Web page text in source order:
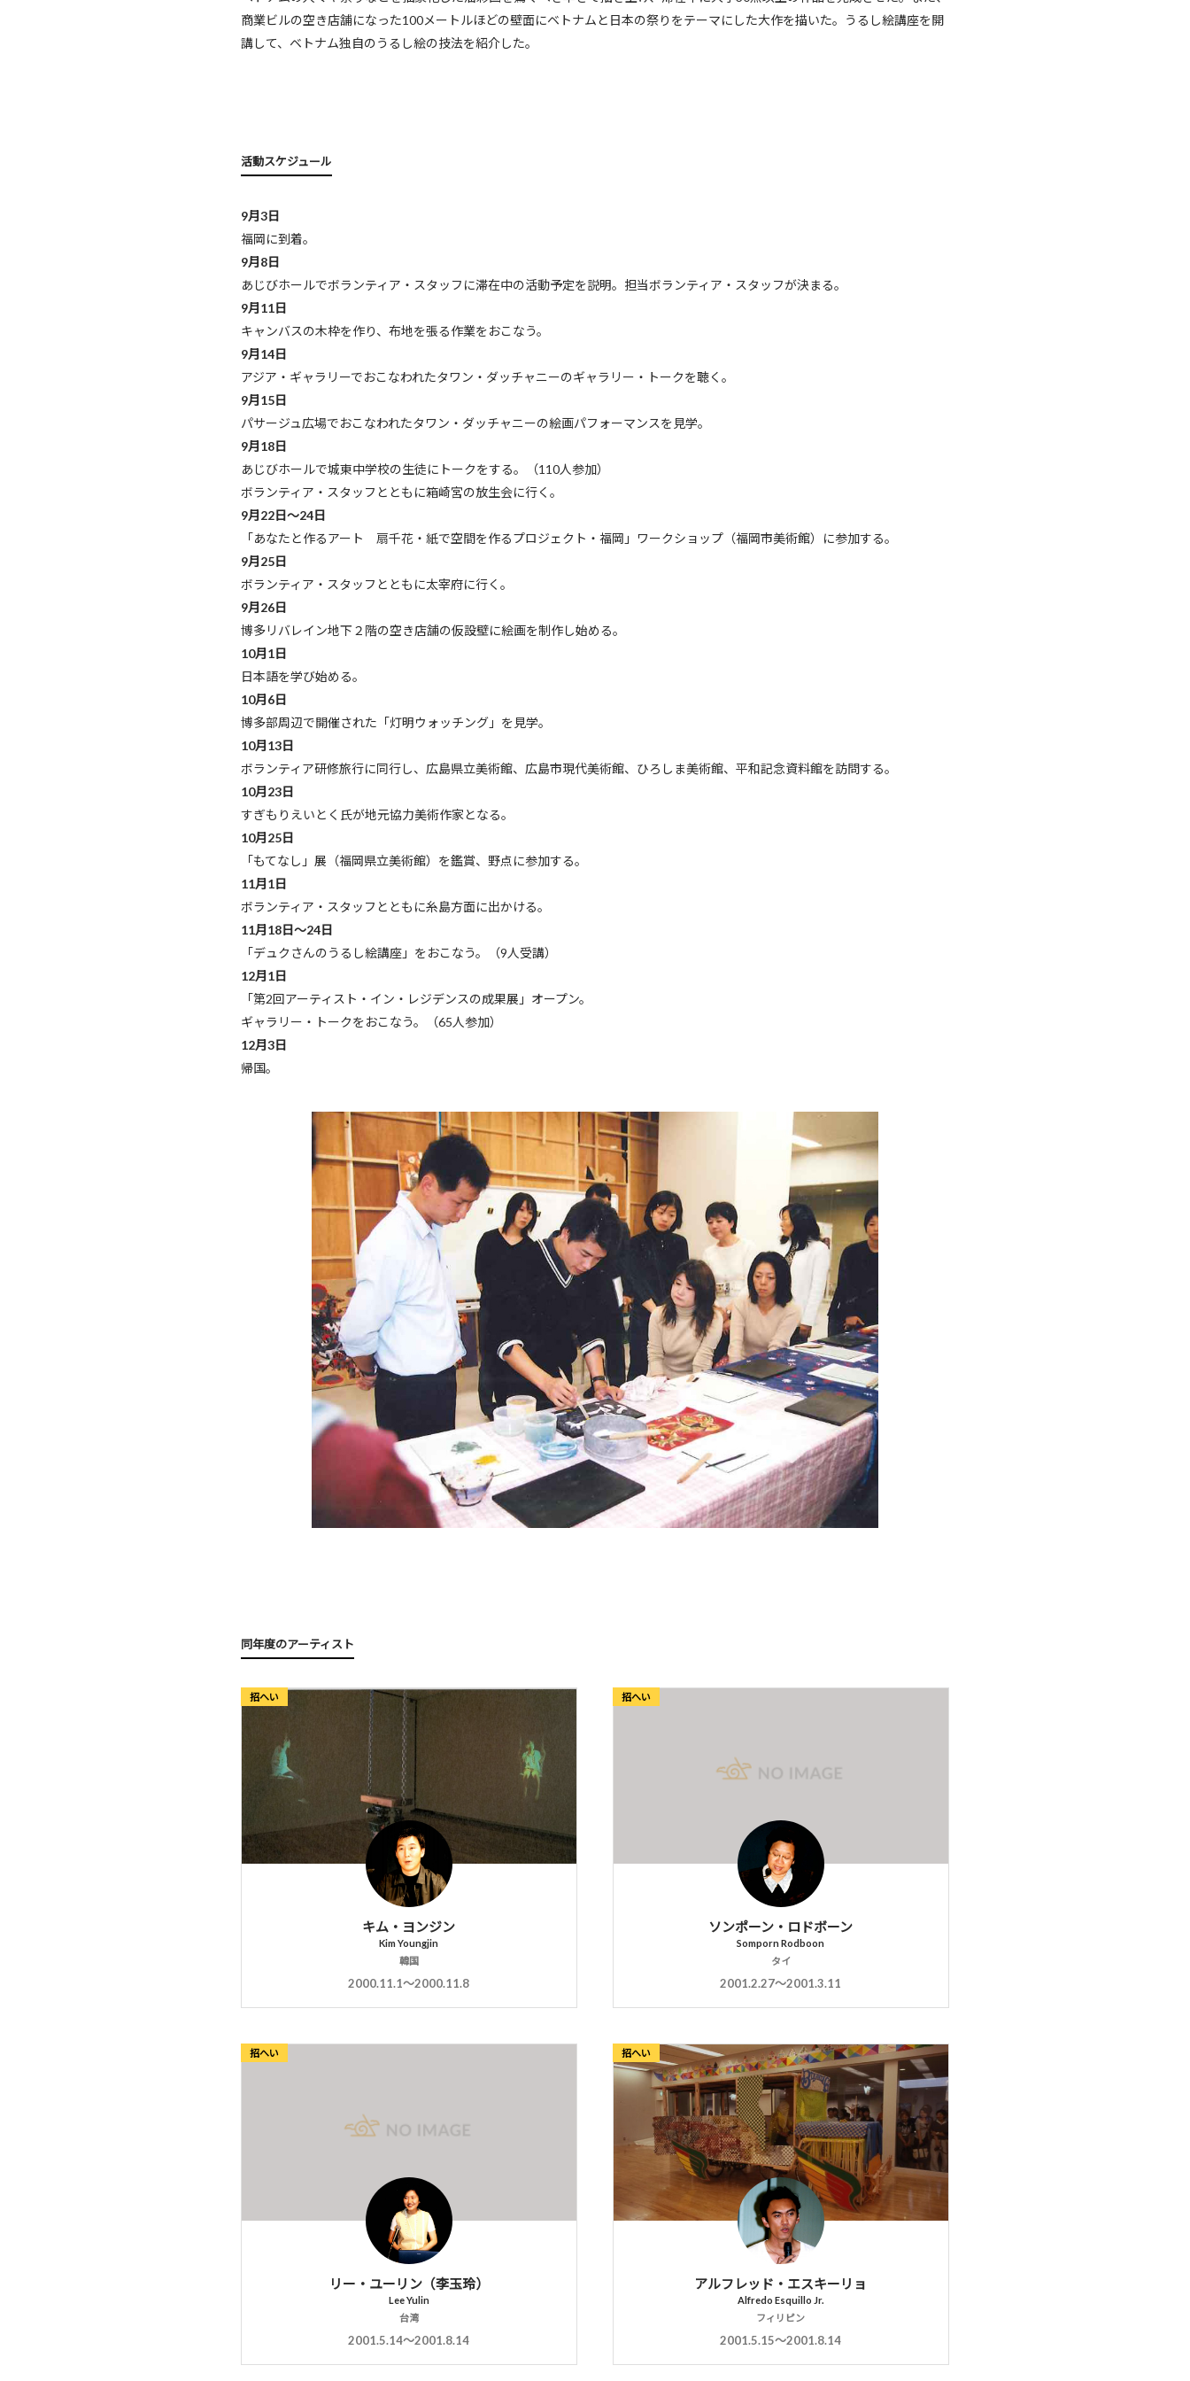
商業ビルの空き店舗になった100メートルほどの壁面にベトナムと日本の祭りをテーマにした大作を描いた。うるし絵講座を開
講して、ベトナム独自のうるし絵の技法を紹介した。
活動スケジュール
9月3日
福岡に到着。
9月8日
あじびホールでボランティア・スタッフに滞在中の活動予定を説明。担当ボランティア・スタッフが決まる。
9月11日
キャンバスの木枠を作り、布地を張る作業をおこなう。
9月14日
アジア・ギャラリーでおこなわれたタワン・ダッチャニーのギャラリー・トークを聴く。
9月15日
パサージュ広場でおこなわれたタワン・ダッチャニーの絵画パフォーマンスを見学。
9月18日
あじびホールで城東中学校の生徒にトークをする。（110人参加）
ボランティア・スタッフとともに箱崎宮の放生会に行く。
9月22日～24日
「あなたと作るアート 扇千花・紙で空間を作るプロジェクト・福岡」ワークショップ（福岡市美術館）に参加する。
9月25日
ボランティア・スタッフとともに太宰府に行く。
9月26日
博多リバレイン地下２階の空き店舗の仮設壁に絵画を制作し始める。
10月1日
日本語を学び始める。
10月6日
博多部周辺で開催された「灯明ウォッチング」を見学。
10月13日
ボランティア研修旅行に同行し、広島県立美術館、広島市現代美術館、ひろしま美術館、平和記念資料館を訪問する。
10月23日
すぎもりえいとく氏が地元協力美術作家となる。
10月25日
「もてなし」展（福岡県立美術館）を鑑賞、野点に参加する。
11月1日
ボランティア・スタッフとともに糸島方面に出かける。
11月18日～24日
「デュクさんのうるし絵講座」をおこなう。（9人受講）
12月1日
「第2回アーティスト・イン・レジデンスの成果展」オープン。
ギャラリー・トークをおこなう。（65人参加）
12月3日
帰国。
同年度のアーティスト
招へい
キム・ヨンジン
Kim Youngjin
韓国
2000.11.1〜2000.11.8
招へい
ソンポーン・ロドボーン
Somporn Rodboon
タイ
2001.2.27〜2001.3.11
招へい
リー・ユーリン（李玉玲）
Lee Yulin
台湾
2001.5.14〜2001.8.14
招へい
アルフレッド・エスキーリョ
Alfredo Esquillo Jr.
フィリピン
2001.5.15〜2001.8.14